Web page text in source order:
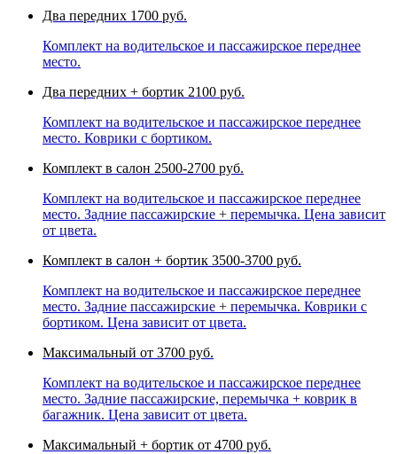
Два передних 1700 руб.
Комплект на водительское и пассажирское переднее
место.
Два передних + бортик 2100 руб.
Комплект на водительское и пассажирское переднее
место. Коврики с бортиком.
Комплект в салон 2500-2700 руб.
Комплект на водительское и пассажирское переднее
место. Задние пассажирские + перемычка. Цена зависит
от цвета.
Комплект в салон + бортик 3500-3700 руб.
Комплект на водительское и пассажирское переднее
место. Задние пассажирские + перемычка. Коврики с
бортиком. Цена зависит от цвета.
Максимальный от 3700 руб.
Комплект на водительское и пассажирское переднее
место. Задние пассажирские, перемычка + коврик в
багажник. Цена зависит от цвета.
Максимальный + бортик от 4700 руб.